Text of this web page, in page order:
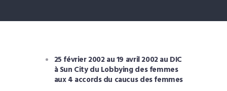
congolaises ayant participé
25 février 2002 au 19 avril 2002 au DIC
à Sun City du Lobbying des femmes
aux 4 accords du caucus des femmes